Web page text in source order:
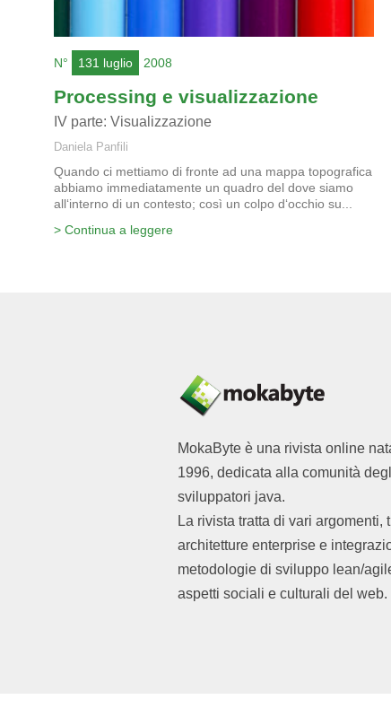
N° 131 luglio 2008
Processing e visualizzazione
IV parte: Visualizzazione
Daniela Panfili
Quando ci mettiamo di fronte ad una mappa topografica
abbiamo immediatamente un quadro del dove siamo
all‘interno di un contesto; così un colpo d‘occhio su...
> Continua a leggere
MokaByte è una rivista online
1996, dedicata alla comunità
sviluppatori java.
La rivista tratta di vari argomenti,
architetture enterprise e
metodologie di sviluppo lean/
aspetti sociali e culturali del web.